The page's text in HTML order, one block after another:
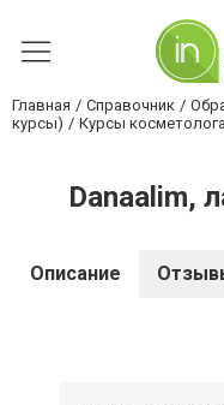
Главная Справочник
курсы)
Курсы косметолога
Danaalim,
Описание